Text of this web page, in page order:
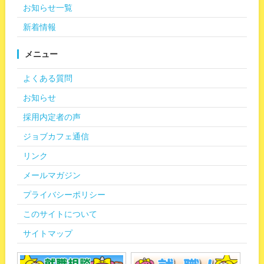
お知らせ一覧
新着情報
メニュー
よくある質問
お知らせ
採用内定者の声
ジョブカフェ通信
リンク
メールマガジン
プライバシーポリシー
このサイトについて
サイトマップ